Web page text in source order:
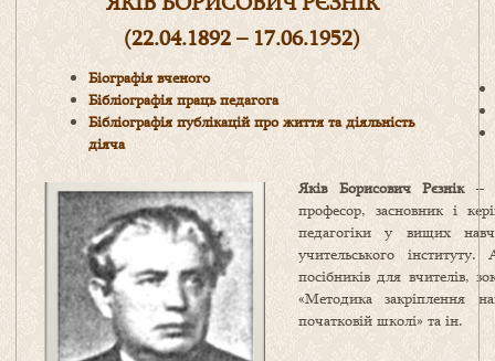
(22.04.1892 – 17.06.1952)
Біографія вченого
Бібліографія праць педагога
Бібліографія публікацій про життя та діяльність
діяча
Яків Борисович Рєзнік–
професор, засновник і
педагогіки у вищих
учительського
посібників для вчителів,
«Методика закріплення
початковій школі» та ін.